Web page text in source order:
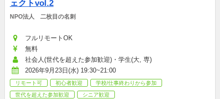
ェクトvol.2
NPO法人　二枚目の名刺
フルリモートOK
無料
社会人(世代を超えた参加歓迎)・学生(大, 専)
2026年9月23日(水) 19:30~21:00
リモート可 初心者歓迎
学校/仕事終わりから参加
世代を超えた参加歓迎
シニア歓迎